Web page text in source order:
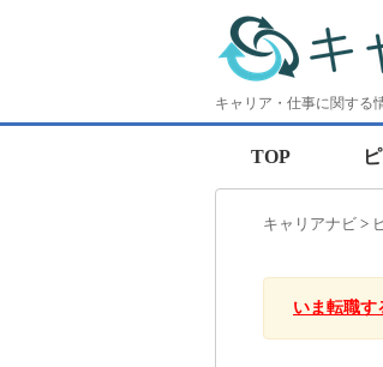
キャリア・仕事に関する
TOP
キャリアナビ >
いま転職す